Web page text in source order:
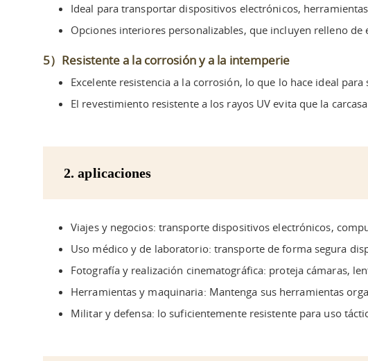
Ideal para transportar dispositivos electrónicos,
Opciones interiores personalizables, que incluyen relleno
5）Resistente a la corrosión y a la intemperie
Excelente resistencia a la corrosión, lo que lo hace ideal
El revestimiento resistente a los rayos UV evita que la
2. aplicaciones
Viajes y negocios: transporte dispositivos electrónicos,
Uso médico y de laboratorio: transporte de forma segura
Fotografía y realización cinematográfica: proteja cámaras,
Herramientas y maquinaria: Mantenga sus herramientas
Militar y defensa: lo suficientemente resistente para uso